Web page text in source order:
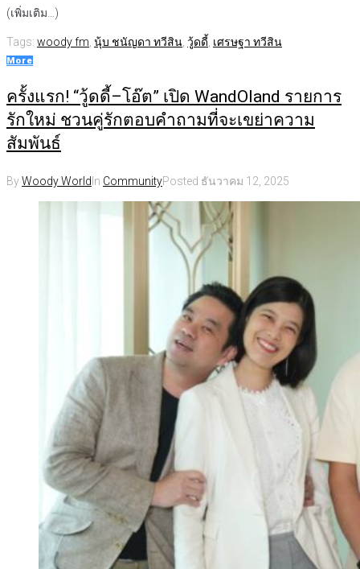
(เพิ่มเติม…)
Tags: woody fm นุ้บ ชนัญดา ทวีสิน วู้ดดี้ เศรษฐา ทวีสิน
More
ครั้งแรก! “วู้ดดี้–โอ๊ต” เปิด WandOland รายการ
รักใหม่ ชวนคู่รักตอบคำถามที่จะเขย่าความ
สัมพันธ์
ByWoody WorldIn CommunityPosted ธันวาคม 12, 2025